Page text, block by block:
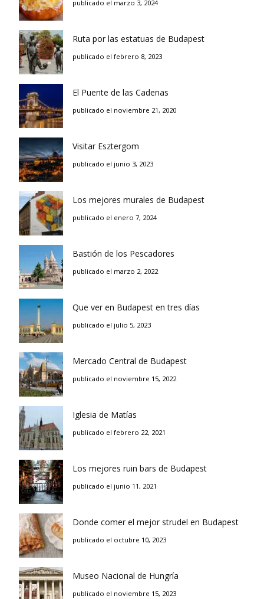
publicado el marzo 3, 2024
Ruta por las estatuas de Budapest
publicado el febrero 8, 2023
El Puente de las Cadenas
publicado el noviembre 21, 2020
Visitar Esztergom
publicado el junio 3, 2023
Los mejores murales de Budapest
publicado el enero 7, 2024
Bastión de los Pescadores
publicado el marzo 2, 2022
Que ver en Budapest en tres días
publicado el julio 5, 2023
Mercado Central de Budapest
publicado el noviembre 15, 2022
Iglesia de Matías
publicado el febrero 22, 2021
Los mejores ruin bars de Budapest
publicado el junio 11, 2021
Donde comer el mejor strudel en Budapest
publicado el octubre 10, 2023
Museo Nacional de Hungría
publicado el noviembre 15, 2023